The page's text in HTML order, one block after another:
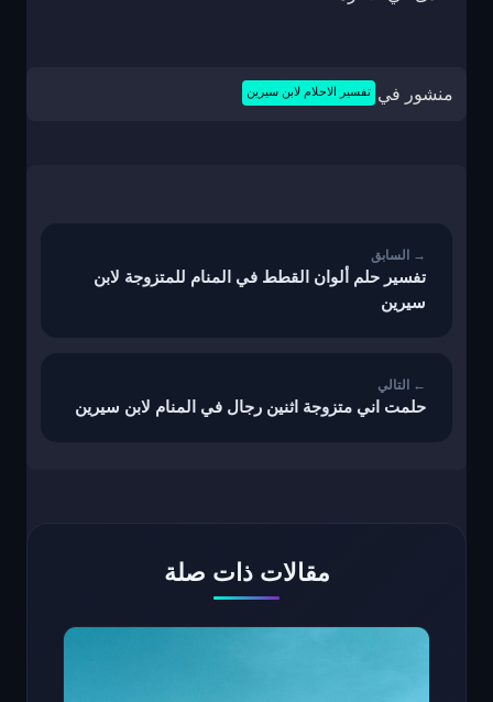
منشور في تفسير الاحلام لابن سيرين
تفسير حلم ألوان القطط في المنام للمتزوجة لابن
سيرين
حلمت اني متزوجة اثنين رجال في المنام لابن سيرين
مقالات ذات صلة